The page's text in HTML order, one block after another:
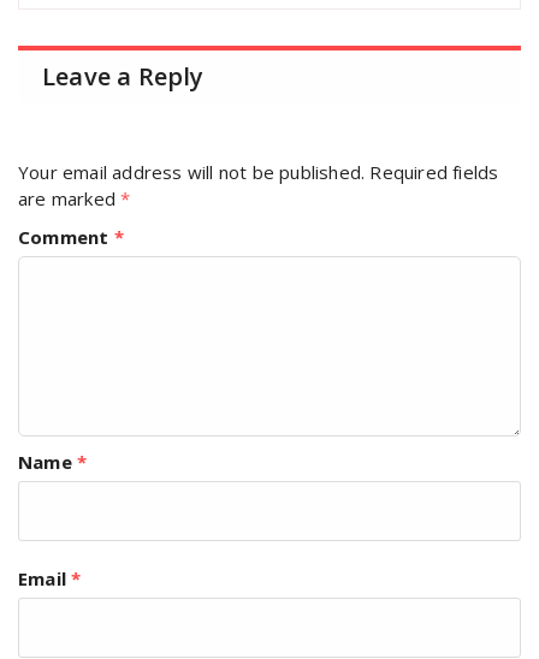
Leave a Reply
Your email address will not be published. Required fields
are marked*
Comment *
Name *
Email*